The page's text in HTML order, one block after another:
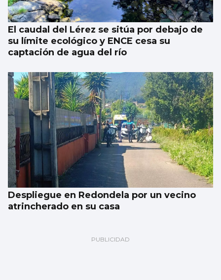
El caudal del Lérez se sitúa por debajo de
su límite ecológico y ENCE cesa su
captación de agua del río
Despliegue en Redondela por un vecino
atrincherado en su casa